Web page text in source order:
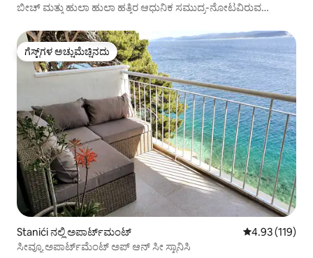
ಬೀಚ್ ಮತ್ತು ಹುಲಾ ಹುಲಾ ಹತ್ತಿರ ಆಧುನಿಕ ಸಮುದ್ರ-ನೋಟವಿರುವ
ಗೆಸ್ಟ್‌ಗಳ ಅಚ್ಚುಮೆಚ್ಚಿನದು
ಗೆಸ್ಟ್‌ಗಳ ಅಚ್ಚುಮೆಚ್ಚಿನದು
Stanići ನಲ್ಲಿ ಅಪಾರ್ಟ್‌ಮಂಟ್ 5 ರಲ್ಲಿ 4.93
4.93 (119)
ಸೀವ್ಯೂ ಅಪಾರ್ಟ್‌ಮೆಂಟ್ ಅಪ್ ಆನ್ ಸೀ ಸ್ಟಾನಿಸಿ